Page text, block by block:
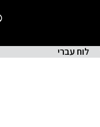
לוח עברי